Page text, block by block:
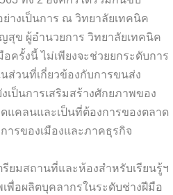
างเป็นการ ณ วิทยาลัยเทคนิค
สุข ผู้อำนวยการ วิทยาลัยเทคนิค
ครั้งนี้ ไม่เพียงจะช่วยยกระดับการ
ส่วนที่เกี่ยวข้องกับการขนส่ง
เป็นการเสริมสร้างศักยภาพของ
แคลนและเป็นที่ต้องการของตลาด
ารของเมืองและภาคธุรกิจ
ยมสถานที่และห้องสำหรับเรียนรู้ฯ
พื่อผลิตบุคลากรในระดับช่างฝีมือ